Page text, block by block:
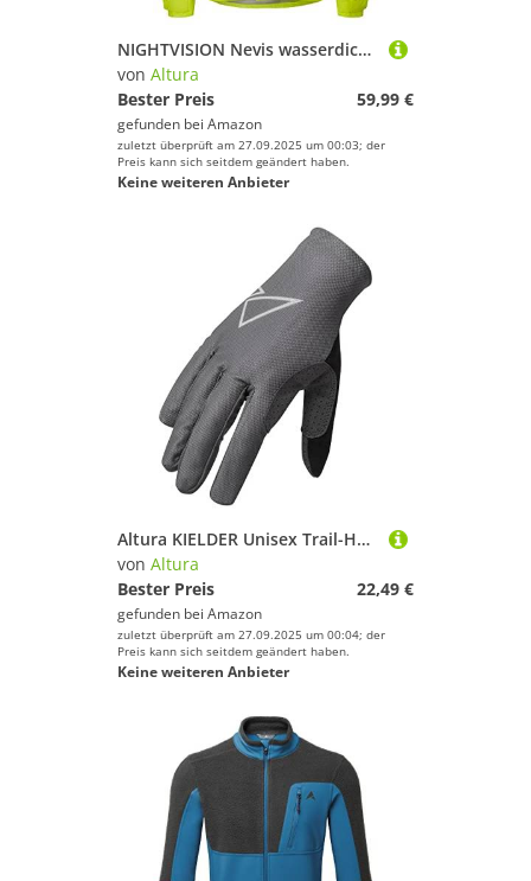
NIGHTVISION Nevis wasserdichte RADJACKE
von Altura
Bester Preis
59,99 €
gefunden bei Amazon
zuletzt überprüft am 27.09.2025 um 00:03; der
Preis kann sich seitdem geändert haben.
Keine weiteren Anbieter
Altura KIELDER Unisex Trail-Handschuhe, Grau, S
von Altura
Bester Preis
22,49 €
gefunden bei Amazon
zuletzt überprüft am 27.09.2025 um 00:04; der
Preis kann sich seitdem geändert haben.
Keine weiteren Anbieter